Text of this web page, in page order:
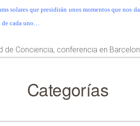
solares que presidirán unos momentos que nos
de cada uno…
de Conciencia, conferencia en
Categorías